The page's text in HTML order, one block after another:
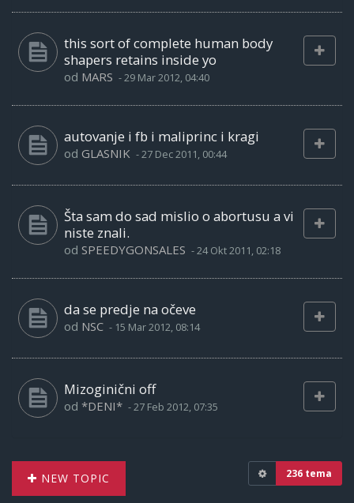
this sort of complete human body
shapers retains inside yo
od MARS -29 Mar 2012, 04:40
autovanje i fb i maliprinc i kragi
od GLASNIK -27 Dec 2011, 00:44
Šta sam do sad mislio o abortusu a vi
niste znali.
od SPEEDYGONSALES -24 Okt 2011, 02:18
da se predje na očeve
od NSC - 15 Mar 2012, 08:14
Mizoginični off
od *DENI* -27 Feb 2012, 07:35
NEW TOPIC 236 tema